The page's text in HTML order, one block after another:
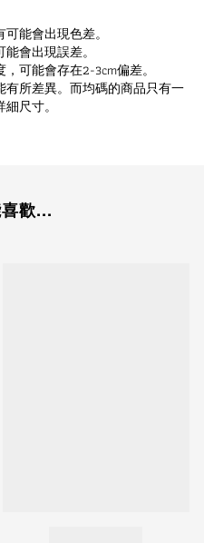
能會出現色差。
會出現誤差。
可能會存在2-3cm偏差。
所差異。而均碼的商品只有一
尺寸。
歡...